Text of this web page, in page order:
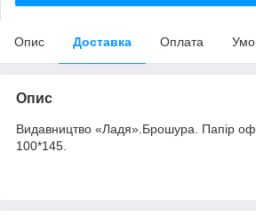
Опис Доставка Оплата
Опис
Видавництво «Ладя».Брошура. Папір
100*145.